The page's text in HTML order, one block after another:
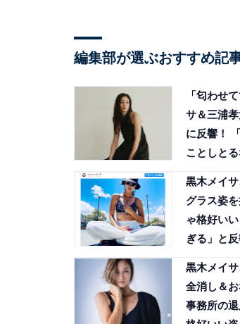
編集部が選ぶおすすめ記
「匂わせ
サ＆三浦
に反響！
ことしとる
黒木メイ
グラス姿
ゃ格好い
ぎる」と
黒木メイ
全消し＆
事務所の